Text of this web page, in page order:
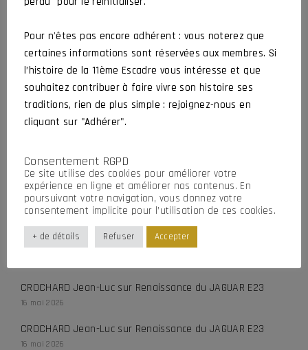
AG 2026 de l’Amicale
CROCHARD Jean-Luc
5 juin 2026
Actualités Assemblée Générale
DURAND ChristiansurHommage à Bernard et Stéphane
RIOTTE GérardsurRenaissance du JAGUAR E23
CROCHARD Jean-Lucsur Renaissance du JAGUAR E23
16 mai 2026
CROCHARD Jean-Lucsur Renaissance du JAGUAR E23
16 mai 2026
Pour n'êtes pas encore adhérent : vous noterez que
certaines informations sont réservées aux membres. Si
l’histoire de la 11ème Escadre vous intéresse et que
souhaitez contribuer à faire vivre son histoire ses
traditions, rien de plus simple : rejoignez-nous en
cliquant sur "Adhérer".
Consentement RGPD
Ce site utilise des cookies pour améliorer votre
expérience en ligne et améliorer nos contenus. En
poursuivant votre navigation, vous donnez votre
consentement implicite pour l’utilisation de ces cookies.
+ de détails Refuser Accepter